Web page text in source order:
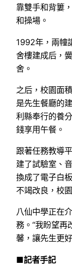
靠雙手和背簍
和操場。
1992年，兩幢
舍樓建成后，
舍。
之后，校園面
是先生餐廳的
利縣奉行的養
錢享用午餐。
跟著任務教導
建了試驗室、
換成了電子白
不竭改良，校
八仙中學正在
務。“我盼望再
馨，讓先生更
■記者手記